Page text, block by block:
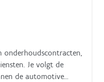
onderhoudscontracten,
Je volgt de
de automotive